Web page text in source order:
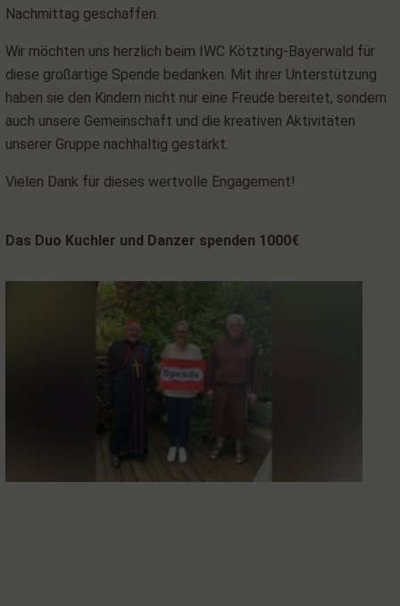
Nachmittag geschaffen.
Wir möchten uns herzlich beim IWC Kötzting-Bayerwald für
diese großartige Spende bedanken. Mit ihrer Unterstützung
haben sie den Kindern nicht nur eine Freude bereitet, sondern
auch unsere Gemeinschaft und die kreativen Aktivitäten
unserer Gruppe nachhaltig gestärkt.
Vielen Dank für dieses wertvolle Engagement!
Das Duo Kuchler und Danzer spenden 1000€